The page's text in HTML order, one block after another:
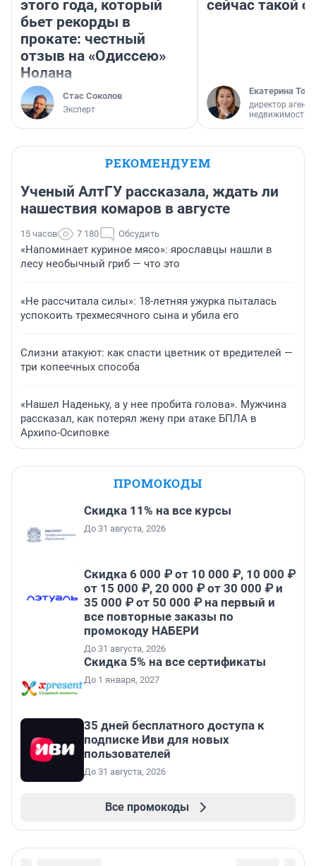
этого года, который
бьет рекорды в
прокате: честный
отзыв на «Одиссею»
Нолана
Стас Соколов
Эксперт
сейчас такой
Екатерина
директор
недвижимости
РЕКОМЕНДУЕМ
Ученый АлтГУ рассказала, ждать ли
нашествия комаров в августе
15 часов 7 180 Обсудить
«Напоминает куриное мясо»: ярославцы нашли в
лесу необычный гриб — что это
«Не рассчитала силы»: 18-летняя ужурка пыталась
успокоить трехмесячного сына и убила его
Слизни атакуют: как спасти цветник от вредителей —
три копеечных способа
«Нашел Наденьку, а у нее пробита голова». Мужчина
рассказал, как потерял жену при атаке БПЛА в
Архипо-Осиповке
ПРОМОКОДЫ
Скидка 11% на все курсы
До 31 августа, 2026
Скидка 6 000 ₽ от 10 000 ₽, 10 000 ₽
от 15 000 ₽, 20 000 ₽ от 30 000 ₽ и
35 000 ₽ от 50 000 ₽ на первый и
все повторные заказы по
промокоду НАБЕРИ
До 31 августа, 2026
Скидка 5% на все сертификаты
До 1 января, 2027
35 дней бесплатного доступа к
подписке Иви для новых
пользователей
До 31 августа, 2026
Все промокоды